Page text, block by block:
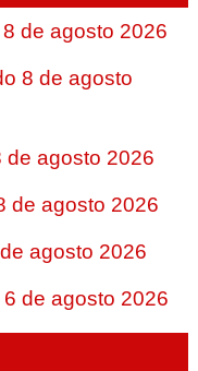
de agosto 2026
8 de agosto
de agosto 2026
de agosto 2026
agosto 2026
de agosto 2026